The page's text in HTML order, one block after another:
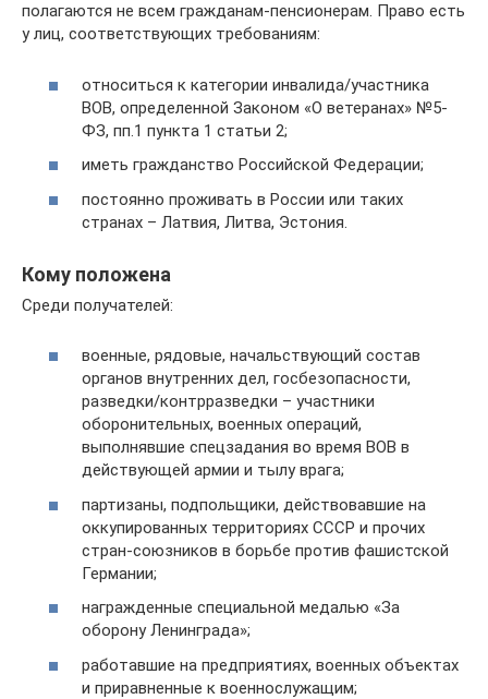
полагаются не всем гражданам-пенсионерам. Право есть
у лиц, соответствующих требованиям:
относиться к категории инвалида/участника
ВОВ, определенной Законом «О ветеранах» №5-
ФЗ, пп.1 пункта 1 статьи 2;
иметь гражданство Российской Федерации;
постоянно проживать в России или таких
странах – Латвия, Литва, Эстония.
Кому положена
Среди получателей:
военные, рядовые, начальствующий состав
органов внутренних дел, госбезопасности,
разведки/контрразведки – участники
оборонительных, военных операций,
выполнявшие спецзадания во время ВОВ в
действующей армии и тылу врага;
партизаны, подпольщики, действовавшие на
оккупированных территориях СССР и прочих
стран-союзников в борьбе против фашистской
Германии;
награжденные специальной медалью «За
оборону Ленинграда»;
работавшие на предприятиях, военных объектах
и приравненные к военнослужащим;